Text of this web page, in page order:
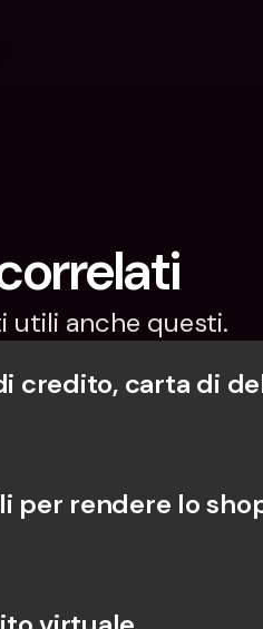
utili anche questi.
credito, carta di
per rendere lo